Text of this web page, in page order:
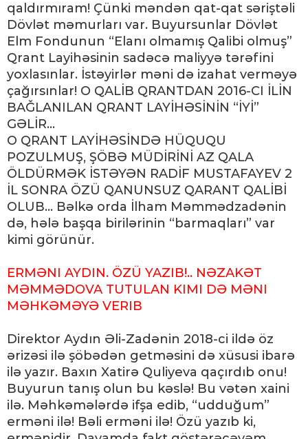
qaldırmıram! Çünki məndən qat-qat səriştəli
Dövlət məmurları var. Buyursunlar Dövlət
Elm Fondunun “Elanı olmamış Qalibi olmuş”
Qrant Layihəsinin sadəcə maliyyə tərəfini
yoxlasınlar. İstəyirlər məni də izahat verməyə
çağırsınlar! O QALİB QRANTDAN 2016-CI İLİN
BAĞLANILAN QRANT LAYİHƏSİNİN “İYİ”
GƏLİR…
O QRANT LAYİHƏSİNDƏ HÜQUQU
POZULMUŞ, ŞÖBƏ MÜDİRİNİ AZ QALA
ÖLDÜRMƏK İSTƏYƏN RADİF MUSTAFAYEV 2
İL SONRA ÖZÜ QANUNSUZ QARANT QALİBİ
OLUB… Bəlkə orda İlham Məmmədzadənin
də, hələ başqa birilərinin “barmaqları” var
kimi görünür.
ERMƏNI AYDIN. ÖZÜ YAZIB!.. NƏZAKƏT
MƏMMƏDOVA TUTULAN KIMI DƏ MƏNI
MƏHKƏMƏYƏ VERIB
Direktor Aydın Əli-Zadənin 2018-ci ildə öz
ərizəsi ilə şöbədən getməsini də xüsusi ibarə
ilə yazır. Baxın Xatirə Quliyeva qaçırdıb onu!
Buyurun tanış olun bu kəslə! Bu vətən xaini
ilə. Məhkəmələrdə ifşa edib, “udduğum”
erməni ilə! Bəli erməni ilə! Özü yazıb ki,